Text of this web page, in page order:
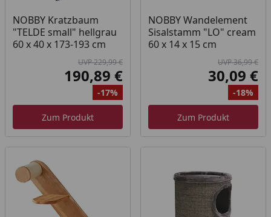
NOBBY Kratzbaum
"TELDE small" hellgrau
60 x 40 x 173-193 cm
Ursprünglicher Preis
UVP 229,99 €
Aktueller Preis
190,89 €
Rabatt
-17%
Zum Produkt
NOBBY Wandelement
Sisalstamm "LO" cream
60 x 14 x 15 cm
UVP 36,99 €
30,09 €
-18%
Zum Produkt